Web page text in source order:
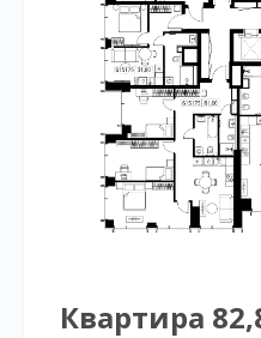
Квартира